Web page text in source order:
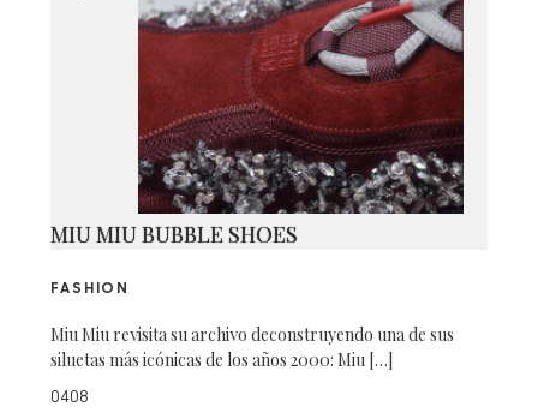
MIU MIU BUBBLE SHOES
FASHION
Miu Miu revisita su archivo deconstruyendo una de sus
siluetas más icónicas de los años 2000: Miu […]
0408